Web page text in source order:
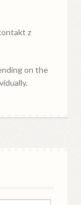
z
on the